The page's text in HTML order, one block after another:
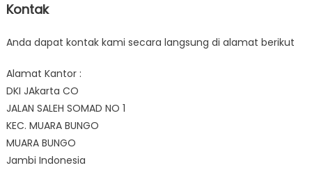
Kontak
Anda dapat kontak kami secara langsung di alamat berikut
Alamat Kantor :
DKI JAkarta CO
JALAN SALEH SOMAD NO 1
KEC. MUARA BUNGO
MUARA BUNGO
Jambi Indonesia